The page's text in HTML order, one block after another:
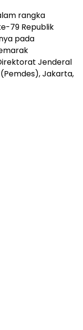
rangka
79 Republik
pada
Jenderal
Jakarta,